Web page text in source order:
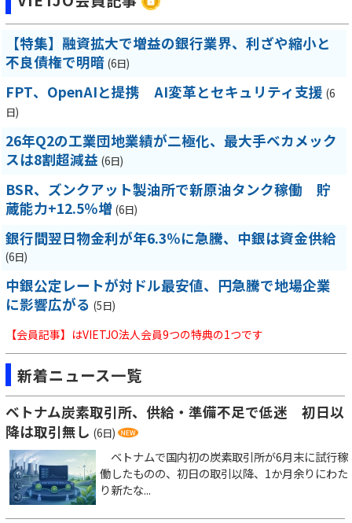
【特集】融資拡大で増益の銀行業界、利ざや縮小と
不良債権で明暗 (6日)
FPT、OpenAIと提携 AI変革とセキュリティ支援 (6
日)
26年Q2の工業団地業績が二極化、最大手ベカメック
スは8割超減益 (6日)
BSR、ズンクアット製油所で新原油タンク稼働 貯
蔵能力+12.5％増 (6日)
銀行間翌日物金利が年6.3％に急騰、中銀は資金供給
(6日)
中銀公定レートが対ドル最安値、円急騰で地場企業
に影響広がる (5日)
【会員記事】はVIETJO法人会員9つの特典の1つです
新着ニュース一覧
ベトナム炭素取引所、供給・準備不足で低迷 初日以
降は取引無し (6日)
ベトナムで国内初の炭素取引所が6月末に試行稼
働したものの、初日の取引以降、1か月余りにわた
り新たな...